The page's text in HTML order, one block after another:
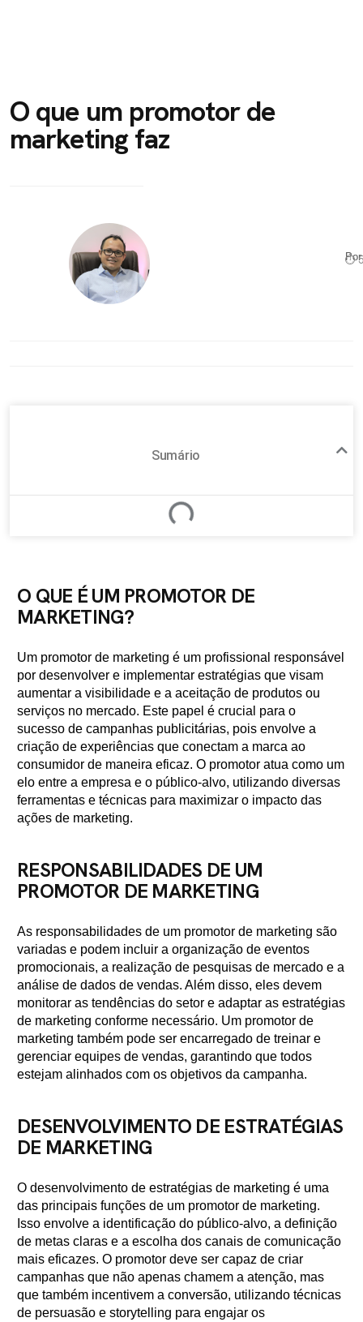
O que um promotor de
marketing faz
⏱
Sumário
O QUE É UM PROMOTOR DE
MARKETING?
Um promotor de marketing é um profissional responsável
por desenvolver e implementar estratégias que visam
aumentar a visibilidade e a aceitação de produtos ou
serviços no mercado. Este papel é crucial para o
sucesso de campanhas publicitárias, pois envolve a
criação de experiências que conectam a marca ao
consumidor de maneira eficaz. O promotor atua como um
elo entre a empresa e o público-alvo, utilizando diversas
ferramentas e técnicas para maximizar o impacto das
ações de marketing.
RESPONSABILIDADES DE UM
PROMOTOR DE MARKETING
As responsabilidades de um promotor de marketing são
variadas e podem incluir a organização de eventos
promocionais, a realização de pesquisas de mercado e a
análise de dados de vendas. Além disso, eles devem
monitorar as tendências do setor e adaptar as estratégias
de marketing conforme necessário. Um promotor de
marketing também pode ser encarregado de treinar e
gerenciar equipes de vendas, garantindo que todos
estejam alinhados com os objetivos da campanha.
DESENVOLVIMENTO DE ESTRATÉGIAS
DE MARKETING
O desenvolvimento de estratégias de marketing é uma
das principais funções de um promotor de marketing.
Isso envolve a identificação do público-alvo, a definição
de metas claras e a escolha dos canais de comunicação
mais eficazes. O promotor deve ser capaz de criar
campanhas que não apenas chamem a atenção, mas
que também incentivem a conversão, utilizando técnicas
de persuasão e storytelling para engajar os